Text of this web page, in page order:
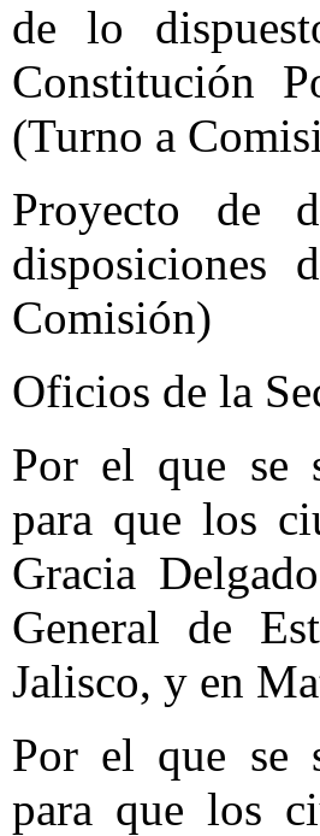
de lo
Constitución
(Turno a
Proyecto de
Comisión)
Oficios de la
Por el que se
para que los
Gracia
General de
Jalisco, y en
Por el que se
para que los